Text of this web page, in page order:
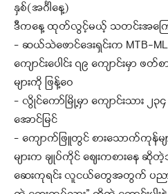
နှစ်(အင်္ဂါနေ့)
ဒီကနေ့ ထုတ်လွင့်မယ့် သတင်းအကြ
– ဆယ်သဲဖောင်ဒေးရှင်းက MTB-
ကျောင်းပေါင်း ၇၉ ကျောင်းမှာ
များကို ဖြန့်ဝေ
– လွိုင်ကော်မြို့မှာ ကျောင်းသား ၂၃
အောင်မြင်
– ကျောက်ဖြူတွင် စားသောက်ကုန်မ
များက ချုပ်ကိုင် ဈေးကစားနေ
ဆေးကုရင်း လူငယ်တွေအတွက် ပညာ